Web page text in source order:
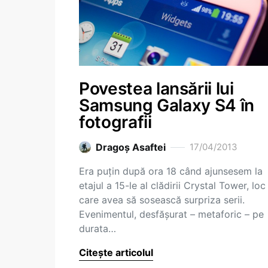
Povestea lansării lui
Samsung Galaxy S4 în
fotografii
Dragoş Asaftei 17/04/2013
Era puțin după ora 18 când ajunsesem la
etajul a 15-le al clădirii Crystal Tower, loc
care avea să sosească surpriza serii.
Evenimentul, desfășurat – metaforic – pe
durata…
Citește articolul